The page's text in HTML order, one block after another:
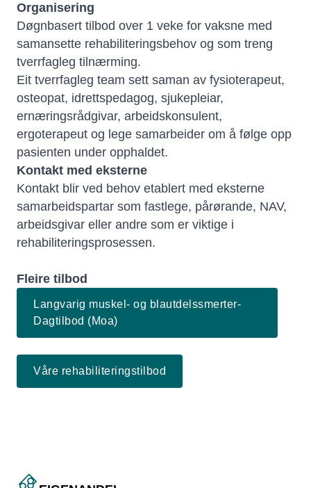
Organisering
Døgnbasert tilbod over 1 veke for vaksne med
samansette rehabiliteringsbehov og som treng
tverrfagleg tilnærming.
Eit tverrfagleg team sett saman av fysioterapeut,
osteopat, idrettspedagog, sjukepleiar,
ernæringsrådgivar, arbeidskonsulent,
ergoterapeut og lege samarbeider om å følge opp
pasienten under opphaldet.
Kontakt med eksterne
Kontakt blir ved behov etablert med eksterne
samarbeidspartar som fastlege, pårørande, NAV,
arbeidsgivar eller andre som er viktige i
rehabiliteringsprosessen.
Fleire tilbod
Langvarig muskel- og blautdelssmerter-
Dagtilbod (Moa)
Våre rehabiliteringstilbod